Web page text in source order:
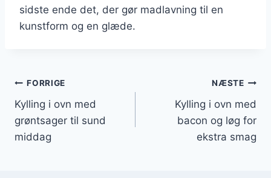
sidste ende det, der gør madlavning til en
kunstform og en glæde.
Indlægsnavigation
FORRIGE
Kylling i ovn med
grøntsager til sund
middag
NÆSTE
Kylling i ovn med
bacon og løg for
ekstra smag